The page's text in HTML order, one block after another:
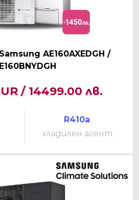
AE160AXEDGH /
/ 14499.00 лв.
R410a
хладилен агент